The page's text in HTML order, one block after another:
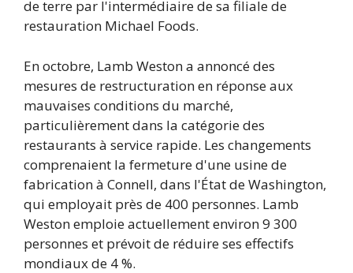
de terre par l'intermédiaire de sa filiale de
restauration Michael Foods.
En octobre, Lamb Weston a annoncé des
mesures de restructuration en réponse aux
mauvaises conditions du marché,
particulièrement dans la catégorie des
restaurants à service rapide. Les changements
comprenaient la fermeture d'une usine de
fabrication à Connell, dans l'État de Washington,
qui employait près de 400 personnes. Lamb
Weston emploie actuellement environ 9 300
personnes et prévoit de réduire ses effectifs
mondiaux de 4 %.